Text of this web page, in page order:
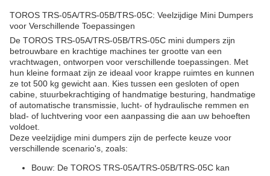
TOROS TRS-05A/TRS-05B/TRS-05C: Veelzijdige Mini Dumpers
voor Verschillende Toepassingen
De TOROS TRS-05A/TRS-05B/TRS-05C mini dumpers zijn
betrouwbare en krachtige machines ter grootte van een
vrachtwagen, ontworpen voor verschillende toepassingen. Met
hun kleine formaat zijn ze ideaal voor krappe ruimtes en kunnen
ze tot 500 kg gewicht aan. Kies tussen een gesloten of open
cabine, stuurbekrachtiging of handmatige besturing, handmatige
of automatische transmissie, lucht- of hydraulische remmen en
blad- of luchtvering voor een aanpassing die aan uw behoeften
voldoet.
Deze veelzijdige mini dumpers zijn de perfecte keuze voor
verschillende scenario's, zoals:
Bouw: De TOROS TRS-05A/TRS-05B/TRS-05C kan